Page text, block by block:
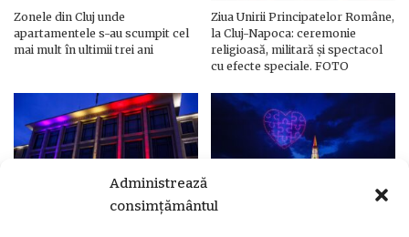
Administrează
consimțământul
Zonele din Cluj unde
apartamentele s-au scumpit cel
mai mult în ultimii trei ani
Ziua Unirii Principatelor Române,
la Cluj-Napoca: ceremonie
religioasă, militară și spectacol
cu efecte speciale. FOTO